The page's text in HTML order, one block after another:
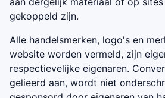
gekoppeld zijn.
Alle handelsmerken, logo's en
website worden vermeld, zijn
respectievelijke eigenaren.
gelieerd aan, wordt niet